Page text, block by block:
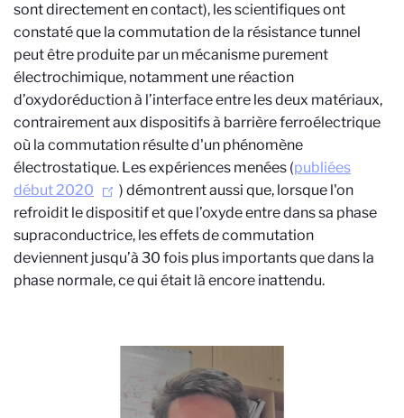
sont directement en contact), les scientifiques ont
constaté que la commutation de la résistance tunnel
peut être produite par un mécanisme purement
électrochimique, notamment une réaction
d’oxydoréduction à l’interface entre les deux matériaux,
contrairement aux dispositifs à barrière ferroélectrique
où la commutation résulte d'un phénomène
électrostatique. Les expériences menées (publiées
début 2020
) démontrent aussi que, lorsque l'on
refroidit le dispositif et que l’oxyde entre dans sa phase
supraconductrice, les effets de commutation
deviennent jusqu’à 30 fois plus importants que dans la
phase normale, ce qui était là encore inattendu.